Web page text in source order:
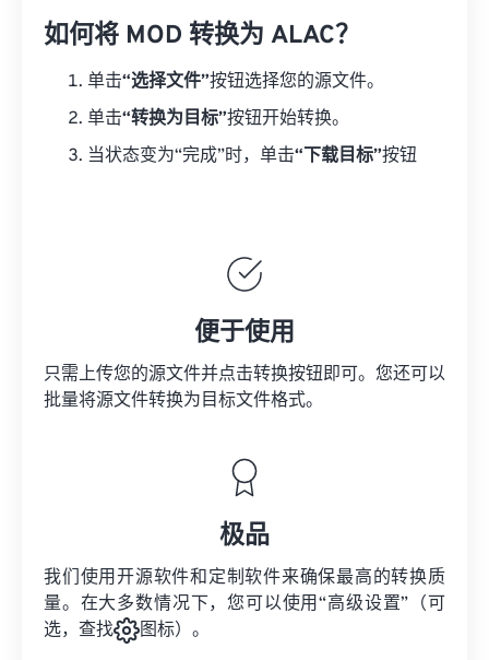
如何将 MOD 转换为 ALAC？
单击“选择文件”按钮选择您的源文件。
单击“转换为目标”按钮开始转换。
当状态变为“完成”时，单击“下载目标”按钮
便于使用
只需上传您的源文件并点击转换按钮即可。您还可以
批量将源文件转换为目标文件格式。
极品
我们使用开源软件和定制软件来确保最高的转换质
量。在大多数情况下，您可以使用“高级设置”（可
选，查找
图标）。